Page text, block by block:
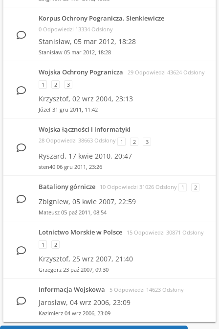
Korpus Ochrony Pogranicza. Sienkiewicze
0 Odpowiedzi 13334 Odsłony
Stanisław, 05 mar 2012, 18:28
Stanisław 05 mar 2012, 18:28
Wojska Ochrony Pogranicza
29 Odpowiedzi 43624 Odsłony
1
2 3
Krzysztof, 02 wrz 2004, 23:13
Józef 31 gru 2011, 11:42
Wojska łączności i informatyki
28 Odpowiedzi 38663 Odsłony 1 2 3
Ryszard, 17 kwie 2010, 20:47
sten40 06 gru 2011, 23:26
Bataliony górnicze 10 Odpowiedzi 31026 Odsłony 1 2
Zbigniew, 05 kwie 2007, 22:59
Mateusz 05 paź 2011, 08:54
Lotnictwo Morskie w Polsce
15 Odpowiedzi 30871 Odsłony
1
2
Krzysztof, 25 wrz 2007, 21:40
Grzegorz 23 paź 2007, 09:30
Informacja Wojskowa 5 Odpowiedzi 14623 Odsłony
Jarosław, 04 wrz 2006, 23:09
Kazimierz 04 wrz 2006, 23:09